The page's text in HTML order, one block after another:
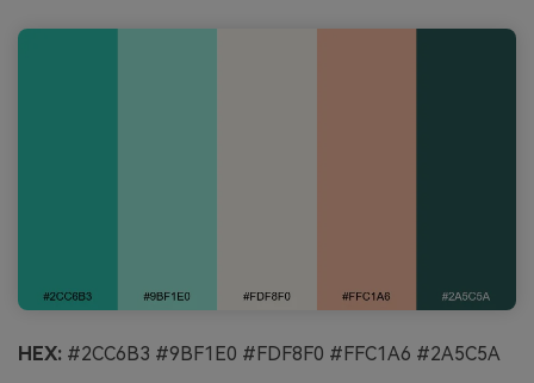
HEX: #2CC6B3 #9BF1E0 #FDF8F0 #FFC1A6 #2A5C5A